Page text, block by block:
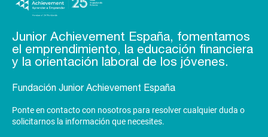
Junior Achievement España, fomentamos
el emprendimiento, la educación financiera
y la orientación laboral de los jóvenes.
Fundación Junior Achievement España
Ponte en contacto con nosotros para resolver cualquier duda o
solicitarnos la información que necesites.